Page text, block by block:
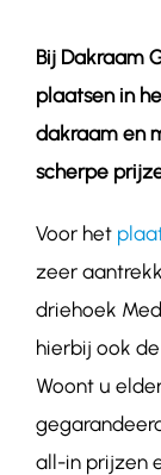
Contact
Bij Dakraam
plaatsen in
dakraam en
scherpe
Voor het
zeer
driehoek
hierbij ook
Woont u
all-in prijzen